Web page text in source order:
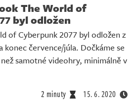
The World of
byl odložen
of Cyberpunk 2077 byl odložen z
konec července/júla. Dočkáme se
samotné videohry, minimálně v
2 minuty 15. 6. 2020